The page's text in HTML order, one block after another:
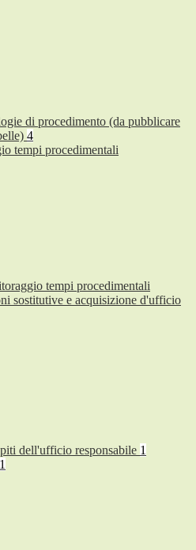
di procedimento (da pubblicare
4
tempi procedimentali
tempi procedimentali
sostitutive e acquisizione d'ufficio
dell'ufficio responsabile 1